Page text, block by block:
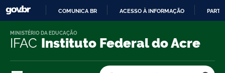
O
COMUNICA BR ACESSO À INFORMAÇÃO
IFAC Instituto Federal do Acre
MINISTÉRIO DA EDUCAÇÃO
Buscar no portal